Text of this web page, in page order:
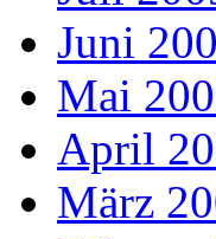
Juni
Mai
April
März